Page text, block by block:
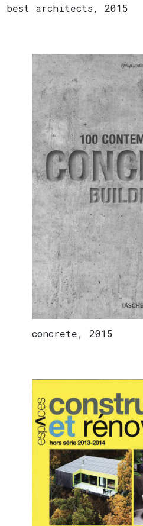
best architects, 2015
concrete, 2015